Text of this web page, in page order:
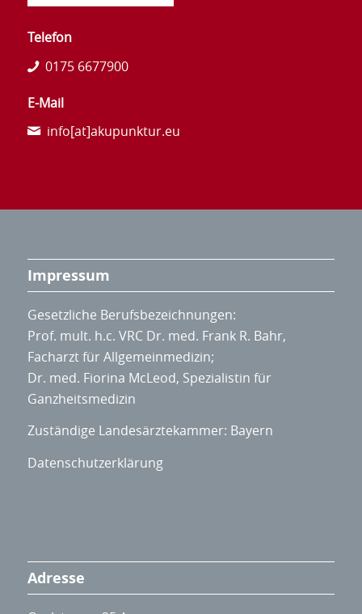
Telefon
0175 6677900
E-Mail
info[at]akupunktur.eu
Impressum
Gesetzliche Berufsbezeichnungen:
Prof. mult. h.c. VRC Dr. med. Frank R. Bahr,
Facharzt für Allgemeinmedizin;
Dr. med. Fiorina McLeod, Spezialistin für
Ganzheitsmedizin
Zuständige Landesärztekammer: Bayern
Datenschutzerklärung
Adresse